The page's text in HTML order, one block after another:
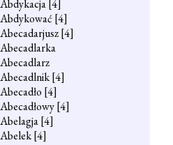
Abdykacja[4]
Abdykować [4]
Abecadarjusz[4]
Abecadlarka
Abecadlarz
Abecadlnik[4]
Abecadło [4]
Abecadłowy[4]
Abelagja[4]
Abelek[4]